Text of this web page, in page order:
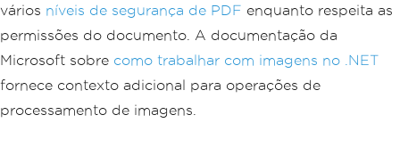
vários níveis de segurança de PDF enquanto respeita as
permissões do documento. A documentação da
Microsoft sobre como trabalhar com imagens no .NET
fornece contexto adicional para operações de
processamento de imagens.